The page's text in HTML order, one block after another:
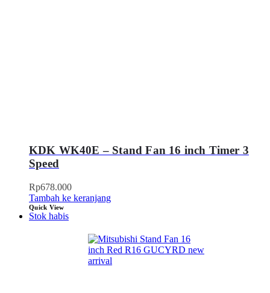
KDK WK40E – Stand Fan 16 inch Timer 3
Speed
Rp678.000
Tambah ke keranjang
Quick View
Stok habis